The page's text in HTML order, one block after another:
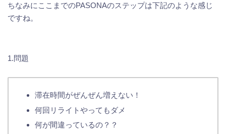
ちなみにここまでのPASONAのステップは下記のような感じ
ですね。
1.問題
滞在時間がぜんぜん増えない！
何回リライトやってもダメ
何が間違っているの？？